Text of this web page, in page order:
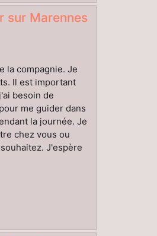
sur Marennes
la compagnie. Je
Il est important
besoin de
me guider dans
la journée. Je
chez vous ou
J'espère